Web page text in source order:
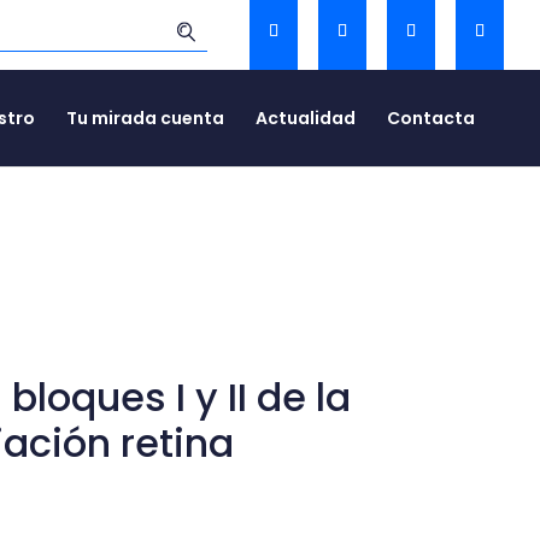
Tu mirada cuenta Actualidad Contacta
I y II de la
retina